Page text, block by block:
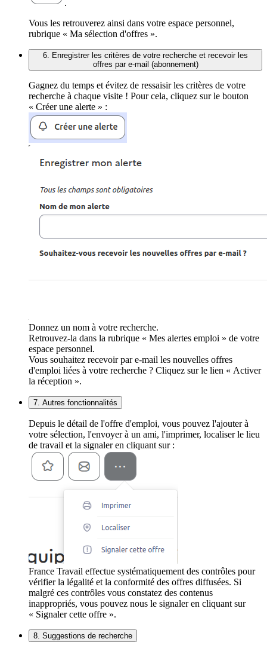
.
Vous les retrouverez ainsi dans votre espace personnel,
rubrique « Ma sélection d'offres ».
6. Enregistrer les critères de votre recherche et recevoir les
offres par e-mail (abonnement)
Gagnez du temps et évitez de ressaisir les critères de votre
recherche à chaque visite ! Pour cela, cliquez sur le bouton
« Créer une alerte » :
Donnez un nom à votre recherche.
Retrouvez-la dans la rubrique « Mes alertes emploi » de votre
espace personnel.
Vous souhaitez recevoir par e-mail les nouvelles offres
d'emploi liées à votre recherche ? Cliquez sur le lien « Activer
la réception ».
7. Autres fonctionnalités
Depuis le détail de l'offre d'emploi, vous pouvez l'ajouter à
votre sélection, l'envoyer à un ami, l'imprimer, localiser le lieu
de travail et la signaler en cliquant sur :
France Travail effectue systématiquement des contrôles pour
vérifier la légalité et la conformité des offres diffusées. Si
malgré ces contrôles vous constatez des contenus
inappropriés, vous pouvez nous le signaler en cliquant sur
« Signaler cette offre ».
8. Suggestions de recherche